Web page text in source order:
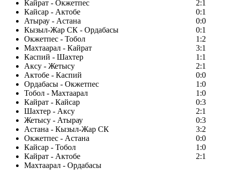
Кайрат - Окжетпес
2:1
Кайсар - Актобе
0:1
Атырау - Астана
0:0
Кызыл-Жар СК - Ордабасы
0:1
Окжетпес - Тобол
1:2
Махтаарал - Кайрат
3:1
Каспий - Шахтер
1:1
Аксу - Жетысу
2:1
Актобе - Каспий
0:0
Ордабасы - Окжетпес
1:0
Тобол - Махтаарал
1:0
Кайрат - Кайсар
0:3
Шахтер - Аксу
2:1
Жетысу - Атырау
0:3
Астана - Кызыл-Жар СК
3:2
Окжетпес - Астана
0:0
Кайсар - Тобол
1:0
Кайрат - Актобе
2:1
Махтаарал - Ордабасы